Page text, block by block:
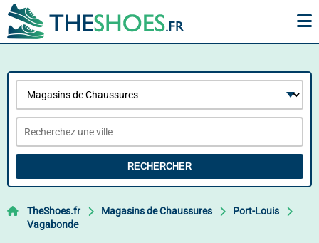
RECHERCHER
TheShoes.fr Magasins de Chaussures
Port-Louis
Vagabonde